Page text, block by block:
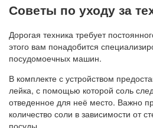
Советы по уходу за
Дорогая техника требует
этого вам понадобится
посудомоечных машин.
В комплекте с устройством
лейка, с помощью которой соль
отведенное для неё место. Важно
количество соли в зависимости от